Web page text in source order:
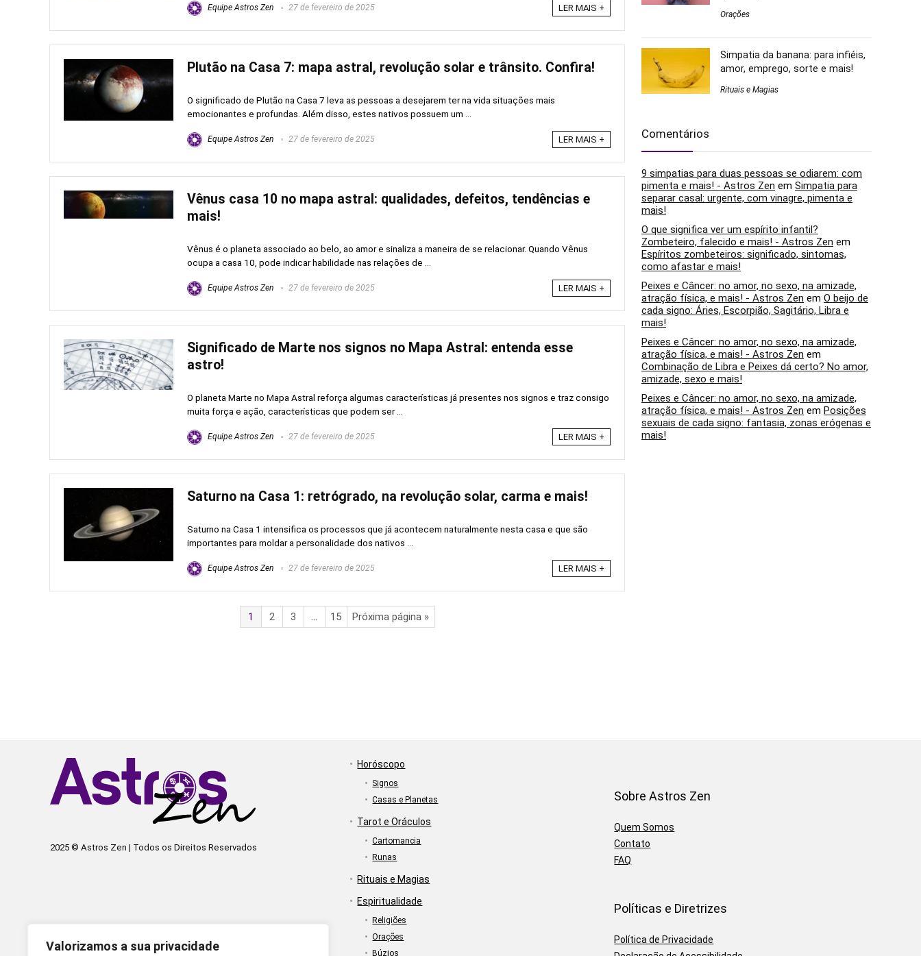
Valorizamos a sua privacidade
Equipe Astros Zen 27 de fevereiro de 2025 LER MAIS +
Plutão na Casa 7: mapa astral, revolução solar e trânsito. Confira!
O significado de Plutão na Casa 7 leva as pessoas a desejarem ter na vida situações mais
emocionantes e profundas. Além disso, estes nativos possuem um ...
Equipe Astros Zen 27 de fevereiro de 2025 LER MAIS +
Vênus casa 10 no mapa astral: qualidades, defeitos, tendências e
mais!
Vênus é o planeta associado ao belo, ao amor e sinaliza a maneira de se relacionar. Quando Vênus
ocupa a casa 10, pode indicar habilidade nas relações de ...
Equipe Astros Zen 27 de fevereiro de 2025 LER MAIS +
Significado de Marte nos signos no Mapa Astral: entenda esse
astro!
O planeta Marte no Mapa Astral reforça algumas características já presentes nos signos e traz consigo
muita força e ação, características que podem ser ...
Equipe Astros Zen 27 de fevereiro de 2025 LER MAIS +
Saturno na Casa 1: retrógrado, na revolução solar, carma e mais!
Saturno na Casa 1 intensifica os processos que já acontecem naturalmente nesta casa e que são
importantes para moldar a personalidade dos nativos ...
Equipe Astros Zen 27 de fevereiro de 2025 LER MAIS +
1 2 3 … 15 Próxima página »
Orações
Simpatia da banana: para infiéis,
amor, emprego, sorte e mais!
Rituais e Magias
Comentários
9 simpatias para duas pessoas se odiarem: com
pimenta e mais! - Astros Zen em Simpatia para
separar casal: urgente, com vinagre, pimenta e
mais!
O que significa ver um espírito infantil?
Zombeteiro, falecido e mais! - Astros Zen em
Espíritos zombeteiros: significado, sintomas,
como afastar e mais!
Peixes e Câncer: no amor, no sexo, na amizade,
atração física, e mais! - Astros Zen em O beijo de
cada signo: Áries, Escorpião, Sagitário, Libra e
mais!
Peixes e Câncer: no amor, no sexo, na amizade,
atração física, e mais! - Astros Zen em
Combinação de Libra e Peixes dá certo? No amor,
amizade, sexo e mais!
Peixes e Câncer: no amor, no sexo, na amizade,
atração física, e mais! - Astros Zen em Posições
sexuais de cada signo: fantasia, zonas erógenas e
mais!
2025 © Astros Zen | Todos os Direitos Reservados
Horóscopo
Signos
Casas e Planetas
Tarot e Oráculos
Cartomancia
Runas
Rituais e Magias
Espiritualidade
Religiões
Orações
Búzios
Sobre Astros Zen
Quem Somos
Contato
FAQ
Políticas e Diretrizes
Política de Privacidade